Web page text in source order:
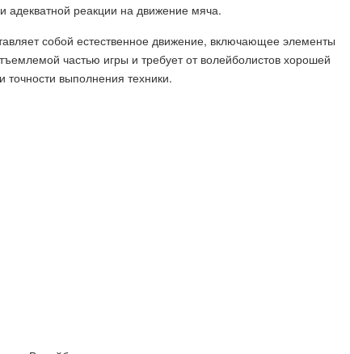
адекватной реакции на движение мяча.
собой естественное движение, включающее элементы
частью игры и требует от волейболистов хорошей
выполнения техники.